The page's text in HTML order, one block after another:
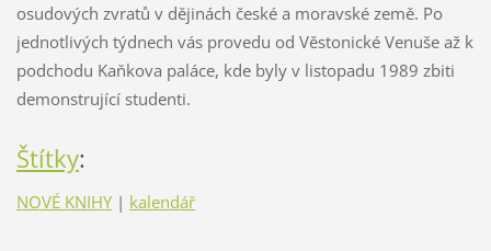
osudových zvratů v dějinách české a moravské země. Po
jednotlivých týdnech vás provedu od Věstonické Venuše až k
podchodu Kaňkova paláce, kde byly v listopadu 1989 zbiti
demonstrující studenti.
Štítky:
NOVÉ KNIHY | kalendář